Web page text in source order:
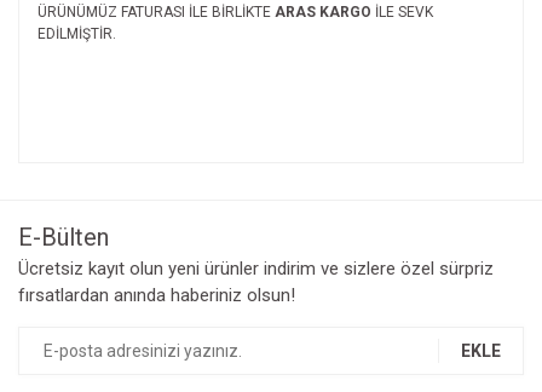
ÜRÜNÜMÜZ FATURASI İLE BİRLİKTE ARAS KARGO İLE SEVK
EDİLMİŞTİR.
Ürün resmi kalitesiz, bozuk veya görüntülenemiyor.
Ürün açıklamasında eksik bilgiler bulunuyor.
E-Bülten
Ücretsiz kayıt olun yeni ürünler indirim ve sizlere özel sürpriz
fırsatlardan anında haberiniz olsun!
EKLE